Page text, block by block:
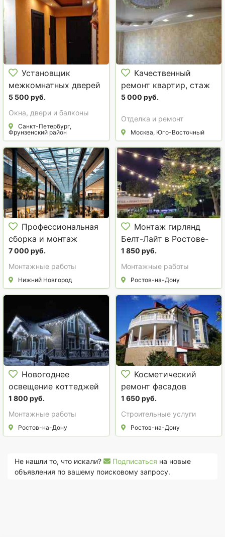
Установщик
межкомнатных дверей
- плотницкие работы
5 500 руб.
Окна, двери и балконы
Санкт-Петербург,
Фрунзенский район
Качественный
ремонт квартир, стаж
30 лет..
5 000 руб.
Отделка и ремонт
Москва, Юго-Восточный
Профессиональная
сборка и монтаж
пластиковых и
алюминиевых
конструкций
7 000 руб.
Монтажные работы
Нижний Новгород
Монтаж гирлянд
Белт-Лайт в Ростове-
на-Дону
1 850 руб.
Монтажные работы
Ростов-на-Дону
Новогоднее
освещение коттеджей
– Ростов-на-Дону и
область
1 800 руб.
Монтажные работы
Ростов-на-Дону
Косметический
ремонт фасадов
1 650 руб.
Строительные услуги
Ростов-на-Дону
Не нашли то, что искали? Подписаться на новые
объявления по вашему поисковому запросу.